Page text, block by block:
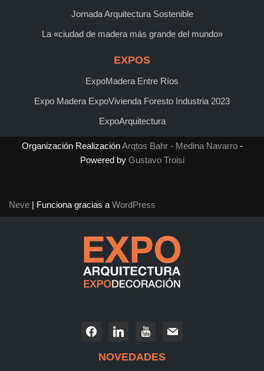
Jornada Arquitectura Sostenible
La «ciudad de madera más grande del mundo»
EXPOS
ExpoMadera Entre Ríos
Expo Madera ExpoVivienda Foresto Industria 2023
ExpoArquitectura
Organización RealizaciónArqtos Bahr - Medina Navarro-
Powered by Gustavo Troisi
Neve | Funciona gracias aWordPress
NOVEDADES